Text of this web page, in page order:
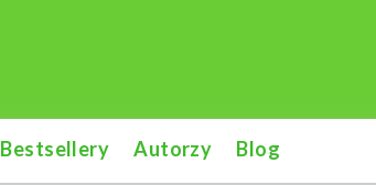
Bestsellery Autorzy Blog